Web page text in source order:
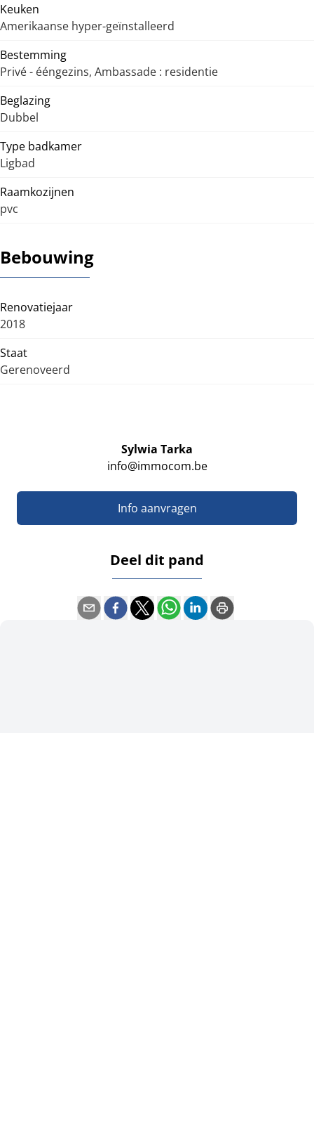
Keuken
Amerikaanse hyper-geïnstalleerd
Bestemming
Privé - ééngezins, Ambassade : residentie
Beglazing
Dubbel
Type badkamer
Ligbad
Raamkozijnen
pvc
Bebouwing
Renovatiejaar
2018
Staat
Gerenoveerd
Sylwia Tarka
info@immocom.be
Info aanvragen
Deel dit pand